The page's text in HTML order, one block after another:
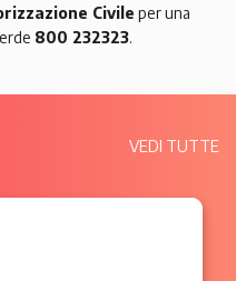
Civile per una
800 232323.
VEDI TUTTE